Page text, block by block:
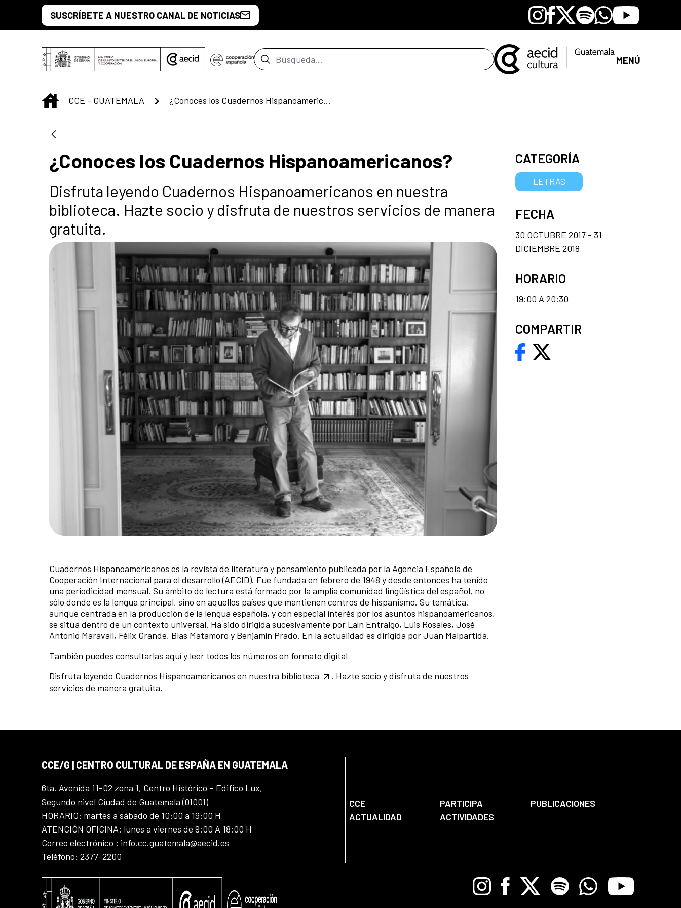
Saltar al contenido principal
SUSCRÍBETE A NUESTRO CANAL DE NOTICIAS Instagram
Facebook
X SpotifyWhatsapp
Youtube
Barra de búsqueda MENÚ
INICIO
CCE - GUATEMALA ¿Conoces los Cuadernos Hispanoamericanos?
¿Conoces los Cuadernos Hispanoamericanos?
Disfruta leyendo Cuadernos Hispanoamericanos en nuestra
biblioteca. Hazte socio y disfruta de nuestros servicios de manera
gratuita.
Cuadernos Hispanoamericanos es la revista de literatura y pensamiento publicada por la Agencia Española de
Cooperación Internacional para el desarrollo (AECID). Fue fundada en febrero de 1948 y desde entonces ha tenido
una periodicidad mensual. Su ámbito de lectura está formado por la amplia comunidad lingüística del español, no
sólo donde es la lengua principal, sino en aquellos países que mantienen centros de hispanismo. Su temática,
aunque centrada en la producción de la lengua española, y con especial interés por los asuntos hispanoamericanos,
se sitúa dentro de un contexto universal. Ha sido dirigida sucesivamente por Laín Entralgo, Luis Rosales, José
Antonio Maravall, Félix Grande, Blas Matamoro y Benjamín Prado. En la actualidad es dirigida por Juan Malpartida.
También puedes consultarlas aquí y leer todos los números en formato digital
Disfruta leyendo Cuadernos Hispanoamericanos en nuestra biblioteca
. Hazte socio y disfruta de nuestros
servicios de manera gratuita.
CATEGORÍA
LETRAS
FECHA
30 OCTUBRE 2017 - 31
DICIEMBRE 2018
HORARIO
19:00 A 20:30
COMPARTIR
CCE/G | CENTRO CULTURAL DE ESPAÑA EN GUATEMALA
6ta. Avenida 11-02 zona 1, Centro Histórico – Edifico Lux,
Segundo nivel Ciudad de Guatemala (01001)
HORARIO: martes a sábado de 10:00 a 19:00 H
ATENCIÓN OFICINA: lunes a viernes de 9:00 A 18:00 H
Correo electrónico : info.cc.guatemala@aecid.es
Teléfono: 2377-2200
CCE PARTICIPA
PUBLICACIONES
ACTUALIDAD
ACTIVIDADES
InstagramFacebook
X Spotify WhatsappYoutube